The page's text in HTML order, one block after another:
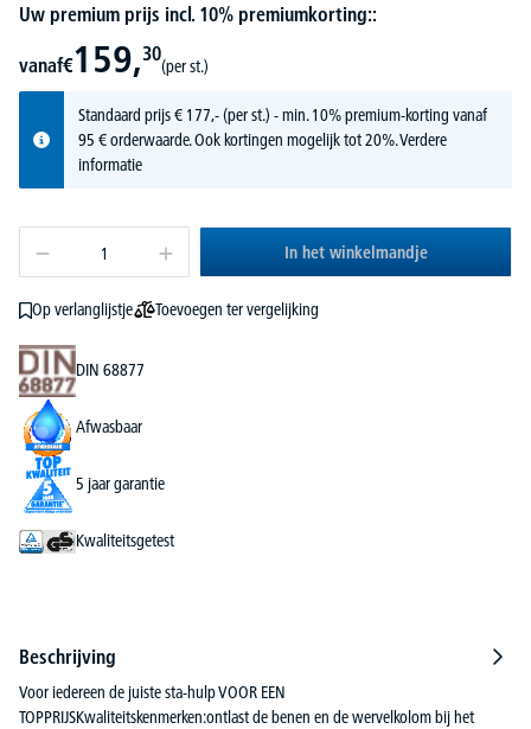
Uw premium prijs incl. 10% premiumkorting::
vanaf€159,30
(per st.)
Standaard prijs€ 177,-(per st.) - min. 10% premium-korting vanaf
95 € orderwaarde. Ook kortingen mogelijk tot 20%.Verdere
informatie
In het winkelmandje
Op verlanglijstje Toevoegen ter vergelijking
DIN 68877
Afwasbaar
5 jaar garantie
Kwaliteitsgetest
Beschrijving
Voor iedereen de juiste sta-hulp VOOR EEN
TOPPRIJSKwaliteitskenmerken:ontlast de benen en de wervelkolom bij het